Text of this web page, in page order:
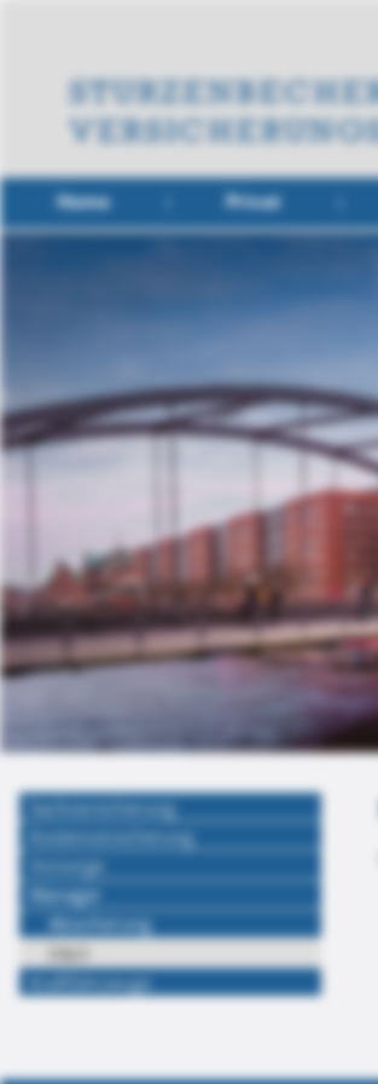
Home Privat
Sachversicherung
Kostenversicherung
Vorsorge
Manager
Absicherung
D&O
Kraftfahrzeuge